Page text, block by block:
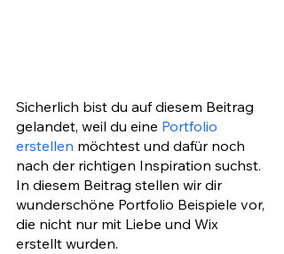
Sicherlich bist du auf diesem Beitrag
gelandet, weil du eine Portfolio
erstellen möchtest und dafür noch
nach der richtigen Inspiration suchst.
In diesem Beitrag stellen wir dir
wunderschöne Portfolio Beispiele vor,
die nicht nur mit Liebe und Wix
erstellt wurden.